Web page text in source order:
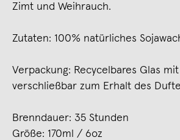
Zimt und Weihrauch.
Zutaten: 100% natürliches
Verpackung: Recycelbares Glas
verschließbar zum Erhalt des
Brenndauer: 35 Stunden
Größe: 170ml / 6oz